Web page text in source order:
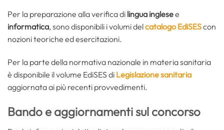
Per la preparazione alla verifica di lingua inglesee
informatica, sono disponibili i volumi delcatalogo EdiSEScon
nozioni teoriche ed esercitazioni.
Per la parte della normativa nazionale in materia sanitaria
è disponibile il volume EdiSES di Legislazione sanitaria
aggiornata ai più recenti provvedimenti.
Bando e aggiornamenti sul concorso